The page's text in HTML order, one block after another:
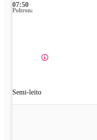
07:50
Poltrona
Semi-leito